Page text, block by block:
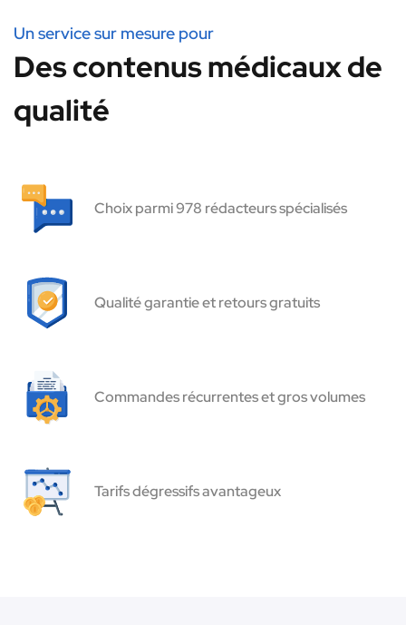
Un service sur mesure pour
Des contenus médicaux de
qualité
Choix parmi 978 rédacteurs spécialisés
Qualité garantie et retours gratuits
Commandes récurrentes et gros volumes
Tarifs dégressifs avantageux